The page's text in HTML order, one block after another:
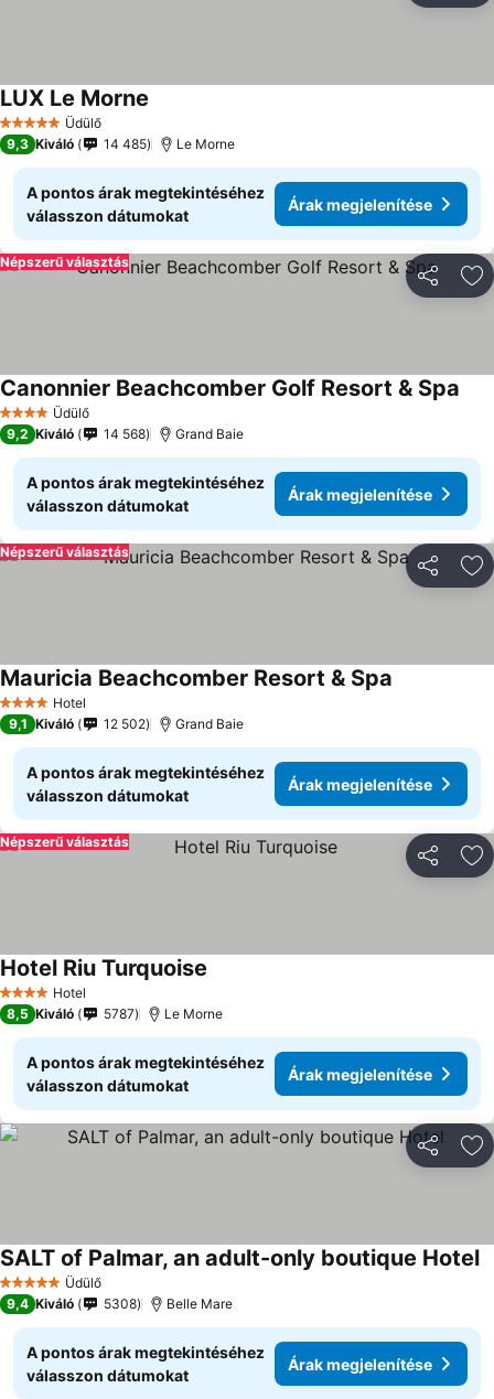
5 KategóriaÜdülő
LUX Le Morne
9,3 Kiváló 14 485 Le Morne
A pontos árak megtekintéséhez
válasszon dátumokat
Árak megjelenítése
Népszerű választás
4 KategóriaÜdülő
Canonnier Beachcomber Golf Resort & Spa
9,2 Kiváló 14 568 Grand Baie
A pontos árak megtekintéséhez
válasszon dátumokat
Árak megjelenítése
Népszerű választás
4 KategóriaHotel
Mauricia Beachcomber Resort & Spa
9,1 Kiváló 12 502 Grand Baie
A pontos árak megtekintéséhez
válasszon dátumokat
Árak megjelenítése
Népszerű választás
4 KategóriaHotel
Hotel Riu Turquoise
8,5 Kiváló 5787 Le Morne
A pontos árak megtekintéséhez
válasszon dátumokat
Árak megjelenítése
5 KategóriaÜdülő
SALT of Palmar, an adult-only boutique Hotel
9,4 Kiváló 5308 Belle Mare
A pontos árak megtekintéséhez
válasszon dátumokat
Árak megjelenítése